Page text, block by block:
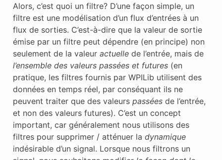
Alors, c’est quoi un filtre? D’une façon simple, un
filtre est une modélisation d’un flux d’entrées à un
flux de sorties. C’est-à-dire que la valeur de sortie
émise par un filtre peut dépendre (en principe) non
seulement de la valeur actuellede l’entrée, mais de
l’ensemble des valeurs passées et futures(en
pratique, les filtres fournis par WPILib utilisent des
données en temps réel, par conséquant ils ne
peuvent traiter que des valeurs passéesde l’entrée,
et non des valeurs futures). C’est un concept
important, car généralement nous utilisons des
filtres pour supprimer / atténuer la dynamique
indésirable d’un signal. Lorsque nous filtrons un